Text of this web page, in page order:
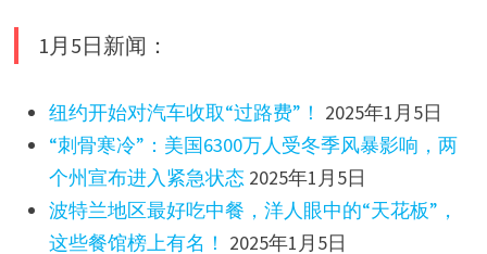
1月5日新闻：
纽约开始对汽车收取“过路费”！ 2025年1月5日
“刺骨寒冷”：美国6300万人受冬季风暴影响，两
个州宣布进入紧急状态 2025年1月5日
波特兰地区最好吃中餐，洋人眼中的“天花板”，
这些餐馆榜上有名！ 2025年1月5日